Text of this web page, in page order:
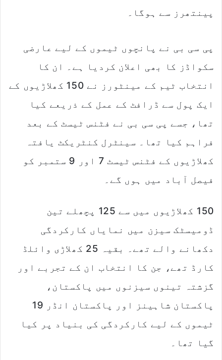
پینتھرز سے ہوگا۔
پی سی بی نے پانچوں ٹیموں کے لیے عارضی
سکواڈز کا بھی اعلان کردیا ہے۔ ان کا
انتخاب ٹیم کے مینٹورز نے 150 کھلاڑیوں کے
ایک پول سے ڈرافٹ کے عمل کے ذریعے کیا
تھا، جسے پی سی بی نے فٹنس ٹیسٹ کے بعد
فراہم کیا تھا۔ سینٹرل کنٹریکٹ یافتہ
کھلاڑیوں کے فٹنس ٹیسٹ 7 اور 9 ستمبر کو
فیصل آباد میں ہوں گے۔
150 کھلاڑیوں میں سے 125 پچھلے تین
ڈومیسٹک سیزن میں نمایاں کارکردگی
دکھانے والے تھے۔ بقیہ 25 کھلاڑی وائلڈ
کارڈ تھے، جن کا انتخاب ان کے تجربے اور
گزشتہ تینوں سیزنوں میں پاکستان،
پاکستان شاہینز اور پاکستان انڈر 19
ٹیموں کے لیے کارکردگی کی بنیاد پر کیا
گیا تھا۔